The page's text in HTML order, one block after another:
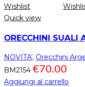
Wishlist
Quick view
ORECCHINI SUALI
NOVITA', Orecchini
BM2154 €70.00
Aggiungi al carrello